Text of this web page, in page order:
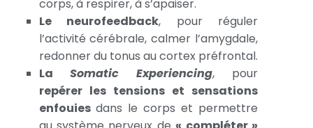
corps, à respirer, à s’apaiser.
Le neurofeedback, pour réguler
l’activité cérébrale, calmer l’amygdale,
redonner du tonus au cortex préfrontal.
La Somatic Experiencing, pour
repérer les tensions et sensations
enfouiesdans le corps et permettre